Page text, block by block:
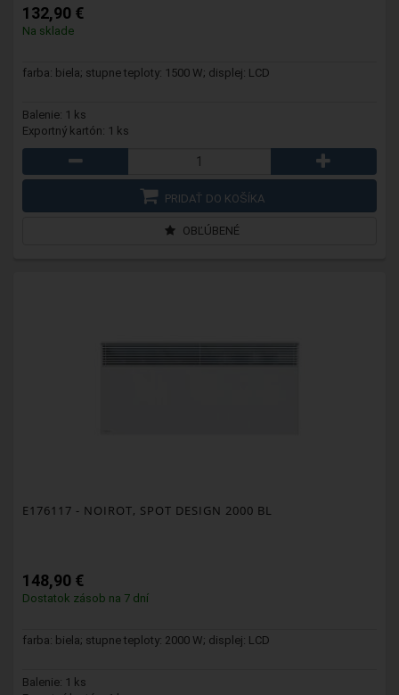
132,90 €
Na sklade
farba: biela; stupne teploty: 1500 W; displej: LCD
Balenie: 1 ks
Exportný kartón: 1 ks
PRIDAŤ DO KOŠÍKA
OBĽÚBENÉ
E176117 - NOIROT, SPOT DESIGN 2000 BL
148,90 €
Dostatok zásob na 7 dní
farba: biela; stupne teploty: 2000 W; displej: LCD
Balenie: 1 ks